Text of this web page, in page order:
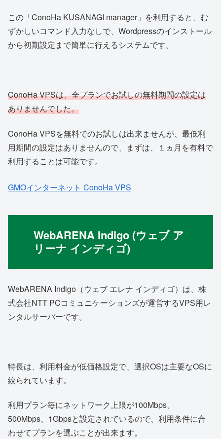
この「ConoHa KUSANAGI manager」を利用すると、む
ずかしいコマンド入力なしで、Wordpressのインストール
から初期設定まで簡単に行えるシステムです。
ConoHa VPSは、全プランでお試しの無料期間の設定は
ありませんでした。
ConoHa VPSを無料でのお試しは出来ませんが、最低利
用期間の設定はありませんので、まずは、１ヵ月を有料で
利用することは可能です。
GMOインターネット ConoHa VPS
WebARENA Indigo (ウェブ ア
リーナ インディゴ)
WebARENA Indigo（ウェブ エレナ インディゴ）は、株
式会社NTT PCコミュニケーションズが運営するVPS用レ
ンタルサーバーです。
特長は、利用料金が低価格設定で、選択OSは主要なOSに
絞られています。
利用プラン毎にネットワーク上限が100Mbps、
500Mbps、1Gbpsと設定されているので、利用条件に合
わせてプランを選ぶことが出来ます。